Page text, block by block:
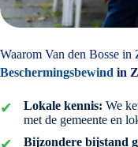
Waarom Van den Bosse in
Beschermingsbewind in
Lokale kennis: We
met de gemeente en
Bijzondere bijstand